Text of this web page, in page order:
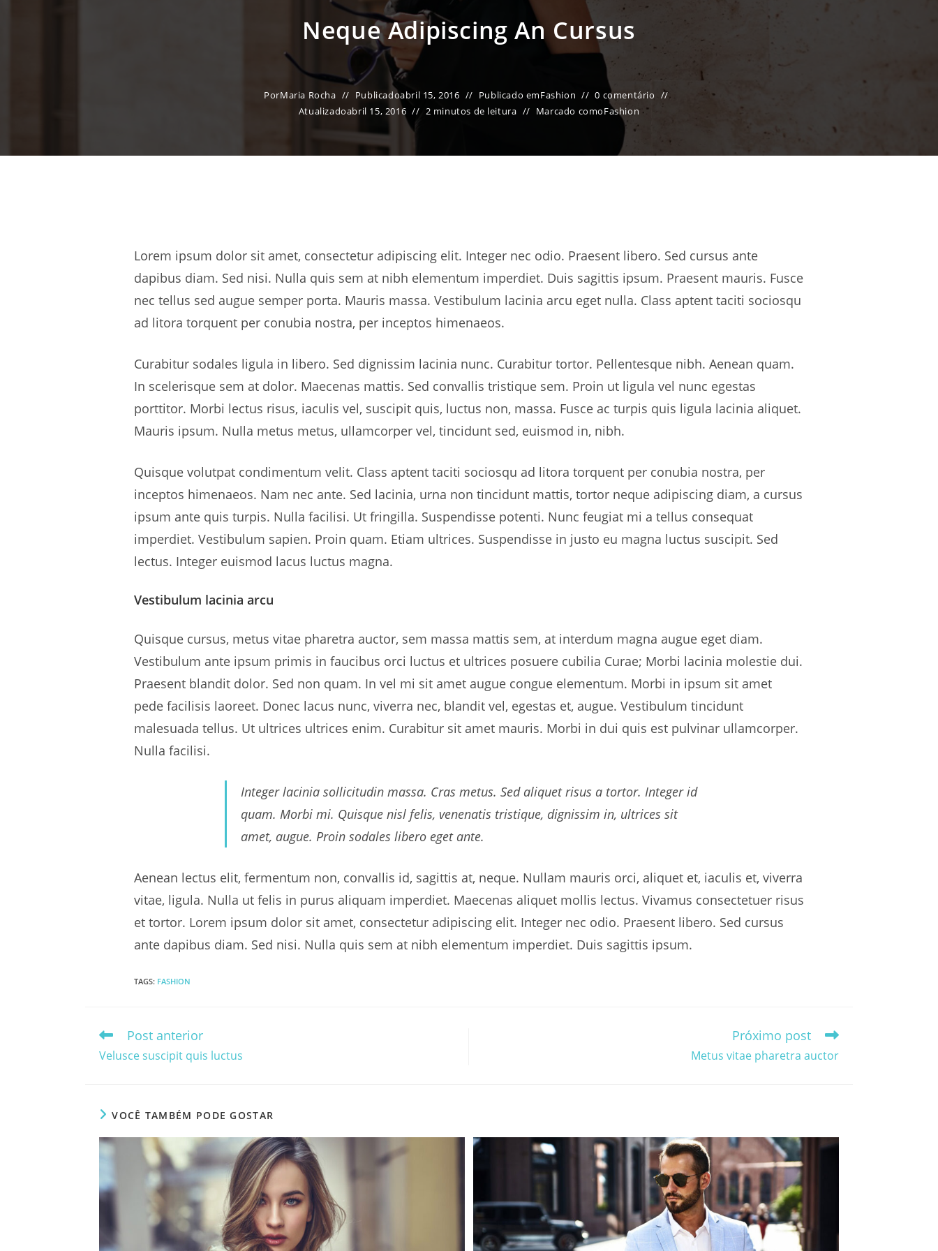
Neque Adipiscing An Cursus
PorMaria Rocha Publicadoabril 15, 2016 Publicado emFashion
0 comentário
Atualizadoabril 15, 2016 2 minutos de leitura Marcado comoFashion
Lorem ipsum dolor sit amet, consectetur adipiscing elit. Integer nec odio. Praesent libero. Sed cursus ante
dapibus diam. Sed nisi. Nulla quis sem at nibh elementum imperdiet. Duis sagittis ipsum. Praesent mauris. Fusce
nec tellus sed augue semper porta. Mauris massa. Vestibulum lacinia arcu eget nulla. Class aptent taciti sociosqu
ad litora torquent per conubia nostra, per inceptos himenaeos.
Curabitur sodales ligula in libero. Sed dignissim lacinia nunc. Curabitur tortor. Pellentesque nibh. Aenean quam.
In scelerisque sem at dolor. Maecenas mattis. Sed convallis tristique sem. Proin ut ligula vel nunc egestas
porttitor. Morbi lectus risus, iaculis vel, suscipit quis, luctus non, massa. Fusce ac turpis quis ligula lacinia aliquet.
Mauris ipsum. Nulla metus metus, ullamcorper vel, tincidunt sed, euismod in, nibh.
Quisque volutpat condimentum velit. Class aptent taciti sociosqu ad litora torquent per conubia nostra, per
inceptos himenaeos. Nam nec ante. Sed lacinia, urna non tincidunt mattis, tortor neque adipiscing diam, a cursus
ipsum ante quis turpis. Nulla facilisi. Ut fringilla. Suspendisse potenti. Nunc feugiat mi a tellus consequat
imperdiet. Vestibulum sapien. Proin quam. Etiam ultrices. Suspendisse in justo eu magna luctus suscipit. Sed
lectus. Integer euismod lacus luctus magna.
Vestibulum lacinia arcu
Quisque cursus, metus vitae pharetra auctor, sem massa mattis sem, at interdum magna augue eget diam.
Vestibulum ante ipsum primis in faucibus orci luctus et ultrices posuere cubilia Curae; Morbi lacinia molestie dui.
Praesent blandit dolor. Sed non quam. In vel mi sit amet augue congue elementum. Morbi in ipsum sit amet
pede facilisis laoreet. Donec lacus nunc, viverra nec, blandit vel, egestas et, augue. Vestibulum tincidunt
malesuada tellus. Ut ultrices ultrices enim. Curabitur sit amet mauris. Morbi in dui quis est pulvinar ullamcorper.
Nulla facilisi.
Integer lacinia sollicitudin massa. Cras metus. Sed aliquet risus a tortor. Integer id
quam. Morbi mi. Quisque nisl felis, venenatis tristique, dignissim in, ultrices sit
amet, augue. Proin sodales libero eget ante.
Aenean lectus elit, fermentum non, convallis id, sagittis at, neque. Nullam mauris orci, aliquet et, iaculis et, viverra
vitae, ligula. Nulla ut felis in purus aliquam imperdiet. Maecenas aliquet mollis lectus. Vivamus consectetuer risus
et tortor. Lorem ipsum dolor sit amet, consectetur adipiscing elit. Integer nec odio. Praesent libero. Sed cursus
ante dapibus diam. Sed nisi. Nulla quis sem at nibh elementum imperdiet. Duis sagittis ipsum.
TAGS: FASHION
Leia
mais
artigos
Post anterior
Velusce suscipit quis luctus
Próximo post
Metus vitae pharetra auctor
VOCÊ TAMBÉM PODE GOSTAR